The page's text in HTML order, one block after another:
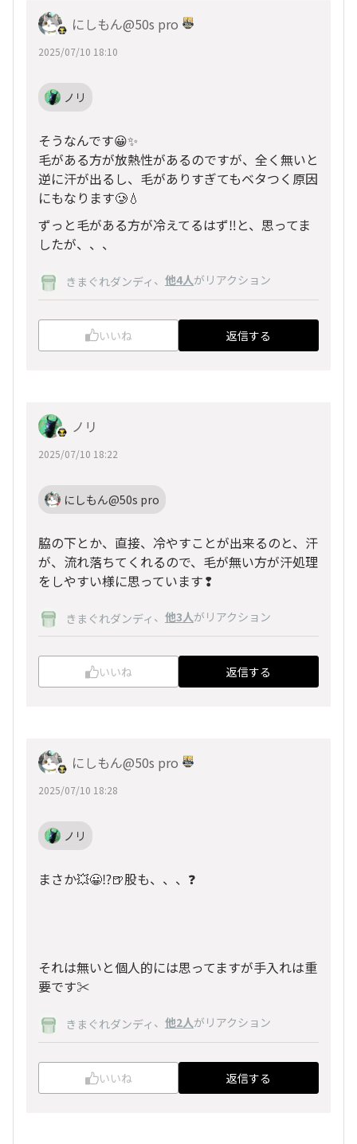
にしもん@50s pro
2025/07/10 18:10
ノリ
そうなんです😀✨
毛がある方が放熱性があるのですが、全く無いと
逆に汗が出るし、毛がありすぎてもベタつく原因
にもなります🥲💧
ずっと毛がある方が冷えてるはず‼️と、思ってま
したが、、、
きまぐれダンディ 、 他4人がリアクション
いいね 返信する
ノリ
2025/07/10 18:22
にしもん@50s pro
脇の下とか、直接、冷やすことが出来るのと、汗
が、流れ落ちてくれるので、毛が無い方が汗処理
をしやすい様に思っています❢
きまぐれダンディ 、 他3人がリアクション
いいね 返信する
にしもん@50s pro
2025/07/10 18:28
ノリ
まさか💥😀⁉️🍺股も、、、❓️
それは無いと個人的には思ってますが手入れは重
要です✂️
きまぐれダンディ 、 他2人がリアクション
いいね 返信する